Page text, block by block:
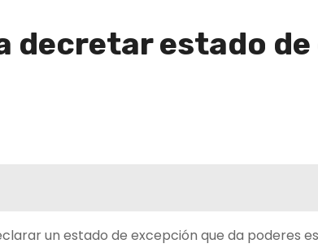
decretar estado de
un estado de excepción que da poderes